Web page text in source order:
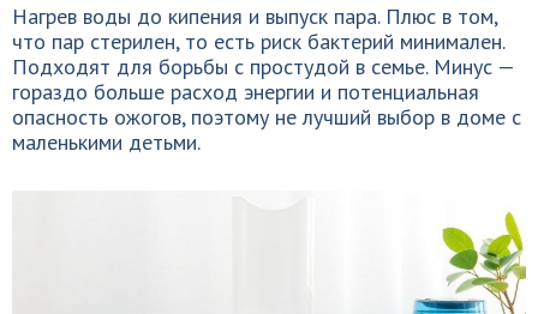
Нагрев воды до кипения и выпуск пара. Плюс в том,
что пар стерилен, то есть риск бактерий минимален.
Подходят для борьбы с простудой в семье. Минус —
гораздо больше расход энергии и потенциальная
опасность ожогов, поэтому не лучший выбор в доме с
маленькими детьми.